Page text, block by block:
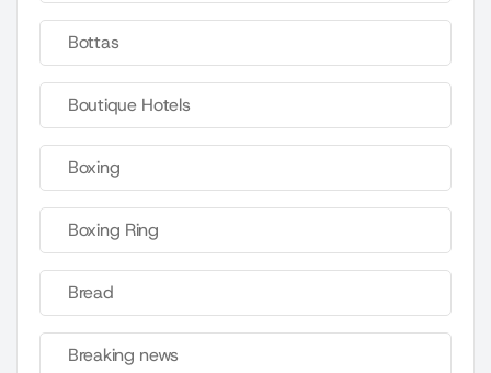
Bottas
Boutique Hotels
Boxing
Boxing Ring
Bread
Breaking news